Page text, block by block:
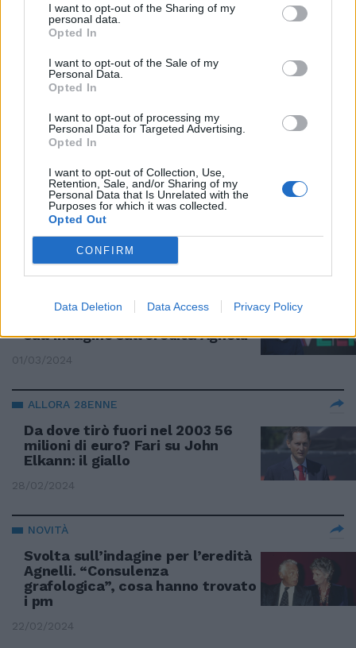
I want to opt-out of the Sharing of my
personal data.
Opted In
I want to opt-out of the Sale of my
Personal Data.
Opted In
I want to opt-out of processing my
Personal Data for Targeted Advertising.
Opted In
I want to opt-out of Collection, Use,
Retention, Sale, and/or Sharing of my
Personal Data that Is Unrelated with the
Purposes for which it was collected.
Opted Out
CONFIRM
Data Deletion Data Access Privacy Policy
QUOTE DELLA DICEMBRE
pagamento”. L’ultimo scossone
sull’eredità Agnelli
"Decreto parzialmente
annullato". La decisione scuote
la causa sull'eredità Agnelli
02/03/2024
REDDITI NASCOSTI
"Stranezze, incongruenze e
sull'indagine sull'eredità Agnelli
01/03/2024
ALLORA 28ENNE
Da dove tirò fuori nel 2003 56
milioni di euro? Fari su John
Elkann: il giallo
28/02/2024
NOVITÀ
Svolta sull’indagine per l’eredità
Agnelli. “Consulenza
grafologica”, cosa hanno trovato
i pm
22/02/2024